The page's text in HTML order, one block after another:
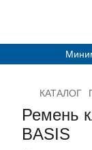
КАТАЛОГ
Ремень
BASIS